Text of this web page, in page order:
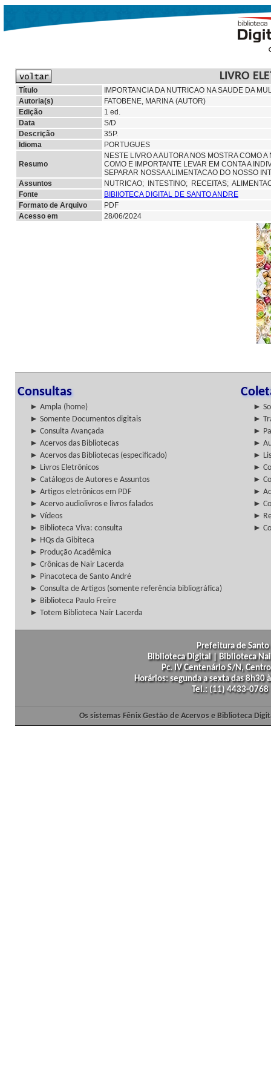
LIVRO
Título
IMPORTANCIA DA NUTRICAO NA SAUDE DA
Autoria(s)
FATOBENE, MARINA (AUTOR)
Edição
1 ed.
Data
S/D
Descrição
35P.
Idioma
PORTUGUES
Resumo
NESTE LIVRO A AUTORA NOS MOSTRA COMO
COMO E IMPORTANTE LEVAR EM CONTA A
SEPARAR NOSSA ALIMENTACAO DO NOSSO
Assuntos
NUTRICAO; INTESTINO; RECEITAS;
Fonte
BIBIIOTECA DIGITAL DE SANTO ANDRE
Formato de Arquivo
PDF
Acesso em
28/06/2024
Consultas
► Ampla (home)
►
► Somente Documentos digitais
►
► Consulta Avançada
►
► Acervos das Bibliotecas
►
► Acervos das Bibliotecas (especificado)
►
► Livros Eletrônicos
►
► Catálogos de Autores e Assuntos
►
► Artigos eletrônicos em PDF
►
► Acervo audiolivros e livros falados
►
► Vídeos
►
► Biblioteca Viva: consulta
►
► HQs da Gibiteca
► Produção Acadêmica
► Crônicas de Nair Lacerda
► Pinacoteca de Santo André
► Consulta de Artigos (somente referência bibliográfica)
► Biblioteca Paulo Freire
► Totem Biblioteca Nair Lacerda
Prefeitura de
Biblioteca Digital | Biblioteca
Pc. IV Centenário S/N,
Horários: segunda a sexta das
Tel.: (11) 4433-
Os sistemas Fênix Gestão de Acervos e Biblioteca